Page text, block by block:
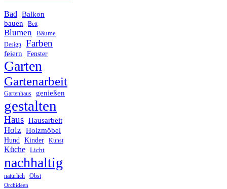
Bad
Balkon
bauen
Bett
Blumen Bäume
Design Farben
feiern Fenster
Garten
Gartenarbeit
Gartenhaus genießen
gestalten
Haus Hausarbeit
Holz Holzmöbel
Hund Kinder Kunst
Küche Licht
nachhaltig
natürlich Obst
Orchideen